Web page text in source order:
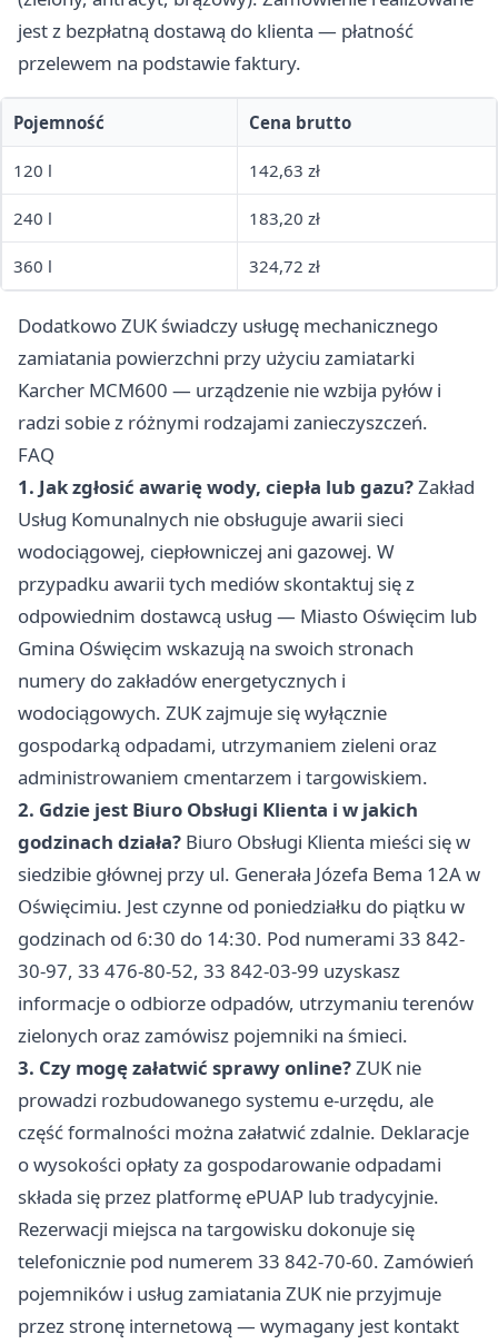
jest z bezpłatną dostawą do klienta — płatność
przelewem na podstawie faktury.
Pojemność Cena brutto
120 l 142,63 zł
240 l 183,20 zł
360 l 324,72 zł
Dodatkowo ZUK świadczy usługę mechanicznego
zamiatania powierzchni przy użyciu zamiatarki
Karcher MCM600 — urządzenie nie wzbija pyłów i
radzi sobie z różnymi rodzajami zanieczyszczeń.
FAQ
1. Jak zgłosić awarię wody, ciepła lub gazu?Zakład
Usług Komunalnych nie obsługuje awarii sieci
wodociągowej, ciepłowniczej ani gazowej. W
przypadku awarii tych mediów skontaktuj się z
odpowiednim dostawcą usług — Miasto Oświęcim lub
Gmina Oświęcim wskazują na swoich stronach
numery do zakładów energetycznych i
wodociągowych. ZUK zajmuje się wyłącznie
gospodarką odpadami, utrzymaniem zieleni oraz
administrowaniem cmentarzem i targowiskiem.
2. Gdzie jest Biuro Obsługi Klienta i w jakich
godzinach działa? Biuro Obsługi Klienta mieści się w
siedzibie głównej przy ul. Generała Józefa Bema 12A w
Oświęcimiu. Jest czynne od poniedziałku do piątku w
godzinach od 6:30 do 14:30. Pod numerami 33 842-
30-97, 33 476-80-52, 33 842-03-99 uzyskasz
informacje o odbiorze odpadów, utrzymaniu terenów
zielonych oraz zamówisz pojemniki na śmieci.
3. Czy mogę załatwić sprawy online?ZUK nie
prowadzi rozbudowanego systemu e-urzędu, ale
część formalności można załatwić zdalnie. Deklaracje
o wysokości opłaty za gospodarowanie odpadami
składa się przez platformę ePUAP lub tradycyjnie.
Rezerwacji miejsca na targowisku dokonuje się
telefonicznie pod numerem 33 842-70-60. Zamówień
pojemników i usług zamiatania ZUK nie przyjmuje
przez stronę internetową — wymagany jest kontakt